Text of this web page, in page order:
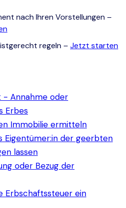
nach Ihren Vorstellungen –
regeln – Jetzt starten
- Annahme oder
Erbes
Immobilie ermitteln
Eigentümer:in der geerbten
lassen
oder Bezug der
Erbschaftssteuer ein